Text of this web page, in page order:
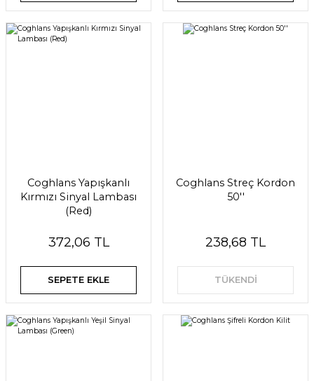
Coghlans Yapışkanlı
Kırmızı Sinyal Lambası
(Red)
372,06 TL
SEPETE EKLE
Coghlans Streç Kordon
50''
238,68 TL
TÜKENDİ